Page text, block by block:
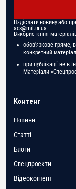
Надіслати новину або
ads@mil.in.ua
Використання
обов'язкове пряме,
конкретний матеріал
при публікації не в
Матеріали
Контент
Новини
Статті
Блоги
Спецпроекти
Відеоконтент